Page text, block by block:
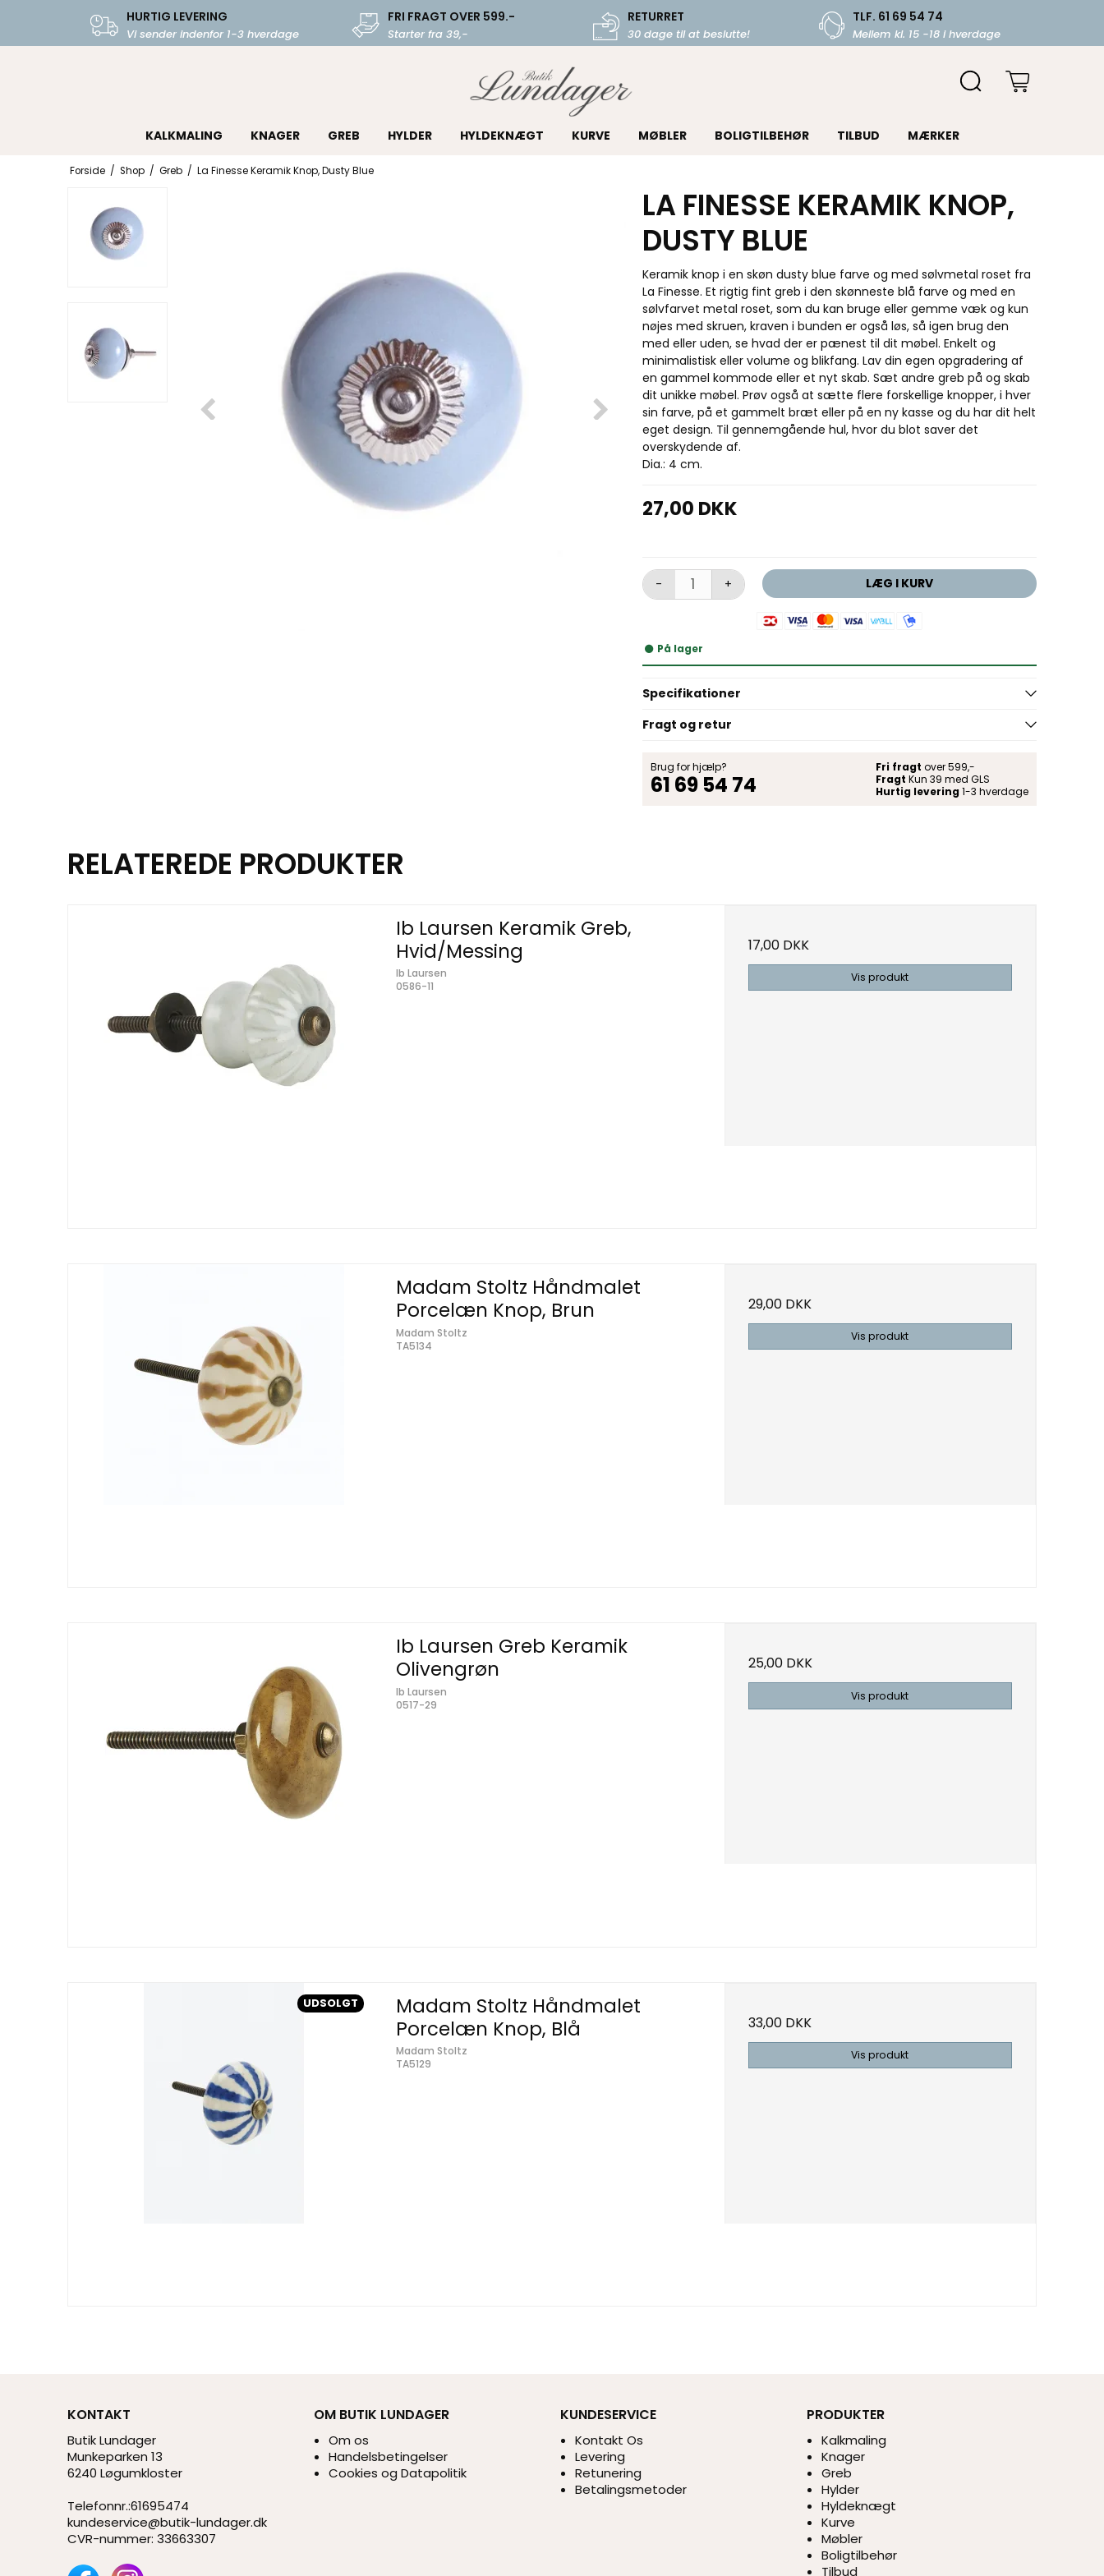
HURTIG LEVERING
Vi sender indenfor 1-3 hverdage
FRI FRAGT OVER 599.-
Starter fra 39,-
RETURRET
30 dage til at beslutte!
TLF. 61 69 54 74
Mellem kl. 15 -18 i hverdage
KALKMALING KNAGER GREB HYLDER HYLDEKNÆGT KURVE MØBLER BOLIGTILBEHØR TILBUD MÆRKER
Forside / Shop / Greb / La Finesse Keramik Knop, Dusty Blue
LA FINESSE KERAMIK KNOP,
DUSTY BLUE
Keramik knop i en skøn dusty blue farve og med sølvmetal roset fra
La Finesse. Et rigtig fint greb i den skønneste blå farve og med en
sølvfarvet metal roset, som du kan bruge eller gemme væk og kun
nøjes med skruen, kraven i bunden er også løs, så igen brug den
med eller uden, se hvad der er pænest til dit møbel. Enkelt og
minimalistisk eller volume og blikfang. Lav din egen opgradering af
en gammel kommode eller et nyt skab. Sæt andre greb på og skab
dit unikke møbel. Prøv også at sætte flere forskellige knopper, i hver
sin farve, på et gammelt bræt eller på en ny kasse og du har dit helt
eget design. Til gennemgående hul, hvor du blot saver det
overskydende af.
Dia.: 4 cm.
27,00 DKK
- + LÆG I KURV
På lager
Specifikationer
Fragt og retur
Brug for hjælp?
61 69 54 74
Fri fragt over 599,-
Fragt Kun 39 med GLS
Hurtig levering 1-3 hverdage
RELATEREDE PRODUKTER
Ib Laursen Keramik Greb,
Hvid/Messing
Ib Laursen
0586-11
17,00 DKK
Vis produkt
Madam Stoltz Håndmalet
Porcelæn Knop, Brun
Madam Stoltz
TA5134
29,00 DKK
Vis produkt
Ib Laursen Greb Keramik
Olivengrøn
Ib Laursen
0517-29
25,00 DKK
Vis produkt
UDSOLGT
Madam Stoltz Håndmalet
Porcelæn Knop, Blå
Madam Stoltz
TA5129
33,00 DKK
Vis produkt
KONTAKT
Butik Lundager
Munkeparken 13
6240 Løgumkloster
Telefonnr.:61695474
kundeservice@butik-lundager.dk
CVR-nummer: 33663307
OM BUTIK LUNDAGER
Om os
Handelsbetingelser
Cookies og Datapolitik
KUNDESERVICE
Kontakt Os
Levering
Retunering
Betalingsmetoder
PRODUKTER
Kalkmaling
Knager
Greb
Hylder
Hyldeknægt
Kurve
Møbler
Boligtilbehør
Tilbud